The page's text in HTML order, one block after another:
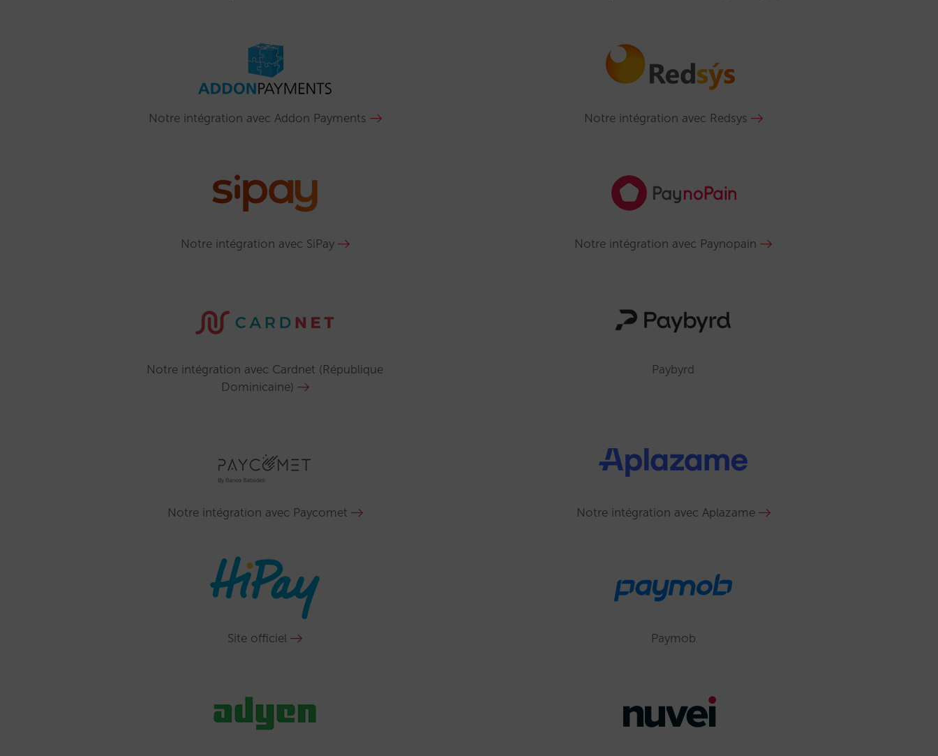
Notre intégration avec Addon Payments Notre intégration avec Redsys
Notre intégration avec SiPay Notre intégration avec Paynopain
Notre intégration avec Cardnet (République
Dominicaine)
​​Paybyrd
Notre intégration avec Paycomet Notre intégration avec Aplazame
Site officiel Paymob